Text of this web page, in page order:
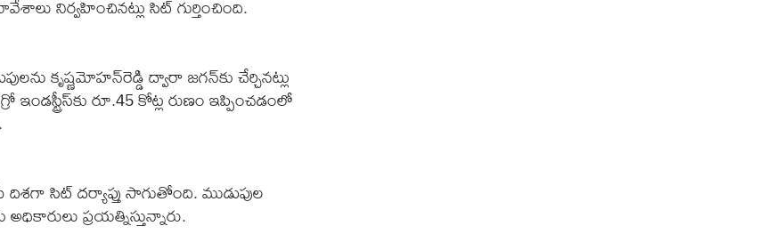
నిర్వహించినట్లు సిట్‌ గుర్తించింది.
కృష్ణమోహన్‌రెడ్డి ద్వారా జగన్‌కు చేర్చినట్లు
రూ.45 కోట్ల రుణం ఇప్పించడంలో
సిట్‌ దర్యాప్తు సాగుతోంది. ముడుపుల
ప్రయత్నిస్తున్నారు.